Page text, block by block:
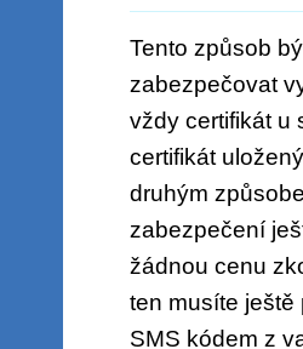
Tento způsob
zabezpečovat
vždy certifikát u
certifikát
druhým
zabezpečení
žádnou cenu
ten musíte ještě
SMS kódem z